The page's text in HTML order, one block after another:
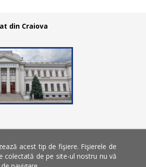
acest tip de fişiere. Fişierele de
colectată de pe site-ul nostru nu vă
din Craiova